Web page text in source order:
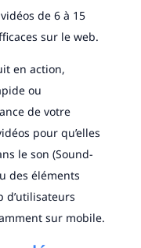
de 6 à 15
sur le web.
en action,
ou
de votre
pour qu’elles
le son (Sound-
des éléments
d’utilisateurs
sur mobile.